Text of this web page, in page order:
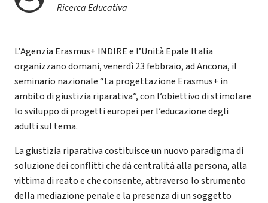
Ricerca Educativa
L’Agenzia Erasmus+ INDIRE e l’Unità Epale Italia
organizzano domani, venerdì 23 febbraio, ad Ancona, il
seminario nazionale “La progettazione Erasmus+ in
ambito di giustizia riparativa”, con l’obiettivo di stimolare
lo sviluppo di progetti europei per l’educazione degli
adulti sul tema.
La giustizia riparativa costituisce un nuovo paradigma di
soluzione dei conflitti che dà centralità alla persona, alla
vittima di reato e che consente, attraverso lo strumento
della mediazione penale e la presenza di un soggetto